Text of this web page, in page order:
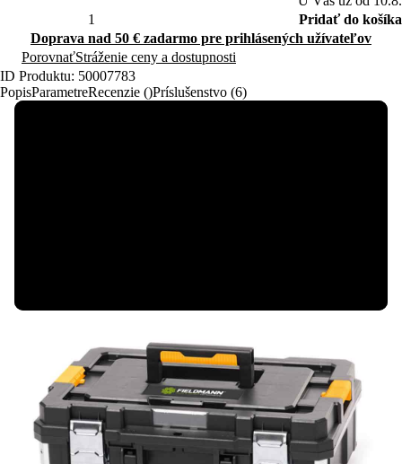
Pridať do košíka
Doprava nad 50 € zadarmo pre prihlásených užívateľov
PorovnaťStráženie ceny a dostupnosti
ID Produktu: 50007783
PopisParametreRecenzie () Príslušenstvo (6)